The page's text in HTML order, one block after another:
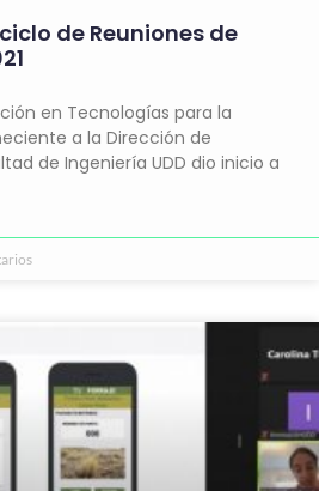
de Reuniones de
en Tecnologías para la
a la Dirección de
de Ingeniería UDD dio inicio a